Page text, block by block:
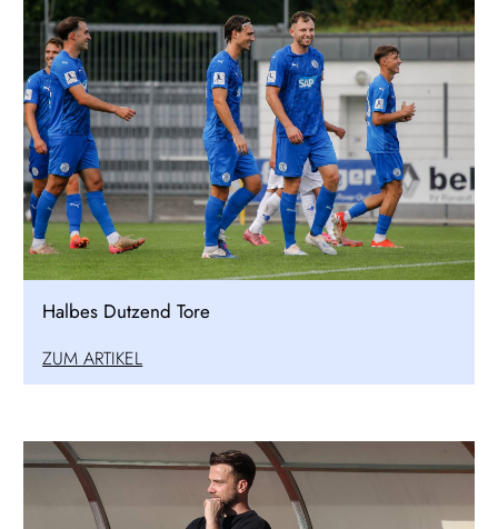
Halbes Dutzend Tore
ZUM ARTIKEL